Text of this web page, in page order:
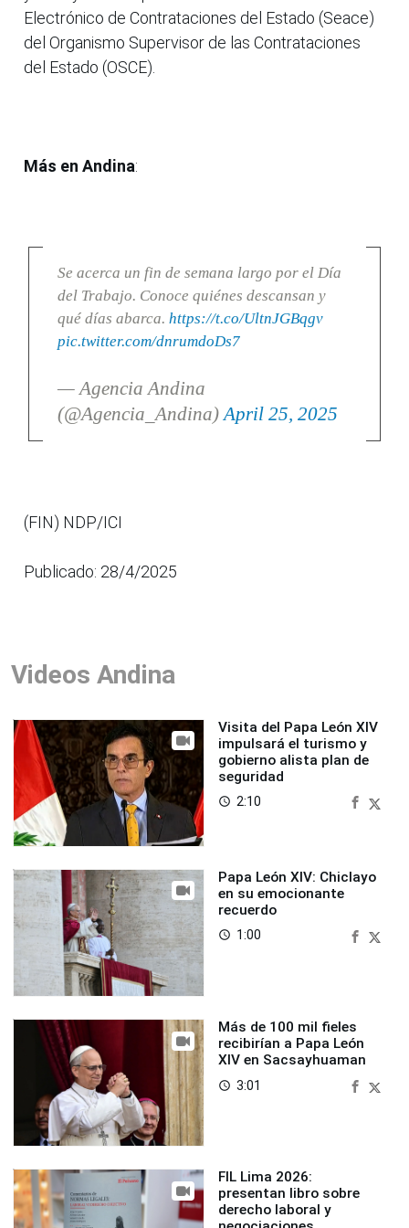
Electrónico de Contrataciones del Estado (Seace)
del Organismo Supervisor de las Contrataciones
del Estado (OSCE).
Más en Andina:
Se acerca un fin de semana largo por el Día
del Trabajo. Conoce quiénes descansan y
qué días abarca. https://t.co/UltnJGBqgv
pic.twitter.com/dnrumdoDs7
— Agencia Andina
(@Agencia_Andina) April 25, 2025
(FIN) NDP/ICI
Publicado: 28/4/2025
Videos Andina
Visita del Papa León XIV
impulsará el turismo y
gobierno alista plan de
seguridad
access_time 2:10
Papa León XIV: Chiclayo
en su emocionante
recuerdo
access_time 1:00
Más de 100 mil fieles
recibirían a Papa León
XIV en Sacsayhuaman
access_time 3:01
FIL Lima 2026:
presentan libro sobre
derecho laboral y